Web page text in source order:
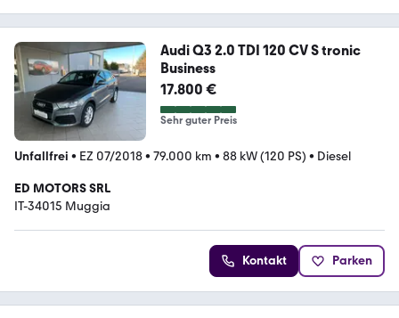
Audi Q3 2.0 TDI 120 CV S tronic
Business
17.800 €
Sehr guter Preis
Unfallfrei • EZ 07/2018• 79.000 km • 88 kW (120 PS) • Diesel
ED MOTORS SRL
IT-34015 Muggia
Kontakt Parken